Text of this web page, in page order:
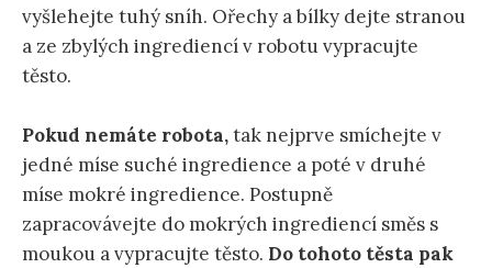
vyšlehejte tuhý sníh. Ořechy a bílky dejte stranou
a ze zbylých ingrediencí v robotu vypracujte
těsto.
Pokud nemáte robota,tak nejprve smíchejte v
jedné míse suché ingredience a poté v druhé
míse mokré ingredience. Postupně
zapracovávejte do mokrých ingrediencí směs s
moukou a vypracujte těsto. Do tohoto těsta pak